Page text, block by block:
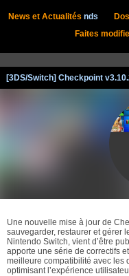
News et Actualités nds
Faites
[3DS/Switch] Checkpoint
Une nouvelle mise à jour de
sauvegarder, restaurer et gérer
Nintendo Switch, vient d’être
apporte une série de correctifs
meilleure compatibilité avec les
optimisant l’expérience